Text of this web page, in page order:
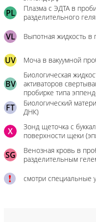
PL
Плазма с ЭДТА в
разделительного
VL Выпотная жидкость в
UV Моча в вакуумной
BV
Биологическая
активаторов
пробирке типа
FT
Биологический
ДНК)
X
Зонд щеточка с
поверхности щеки
SG
Венозная кровь в
разделительным
смотри специальные